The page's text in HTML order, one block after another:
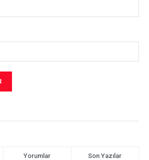
Yorumlar Son Yazılar